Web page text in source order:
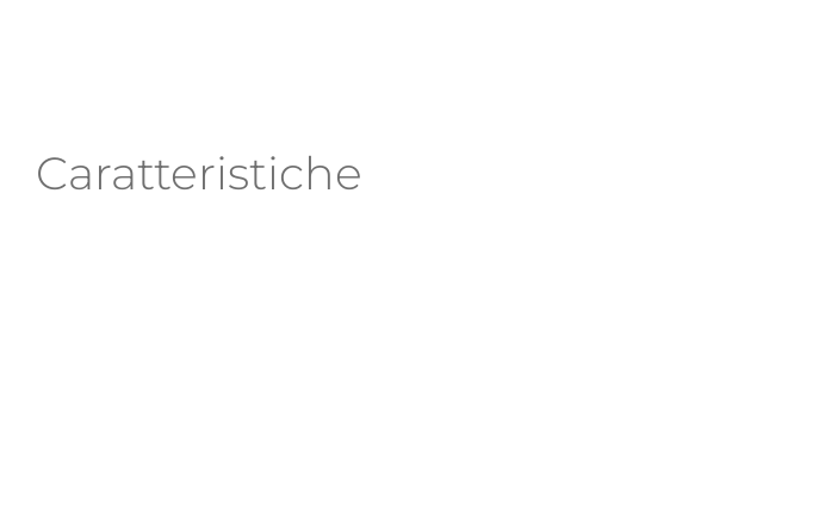
Caratteristiche